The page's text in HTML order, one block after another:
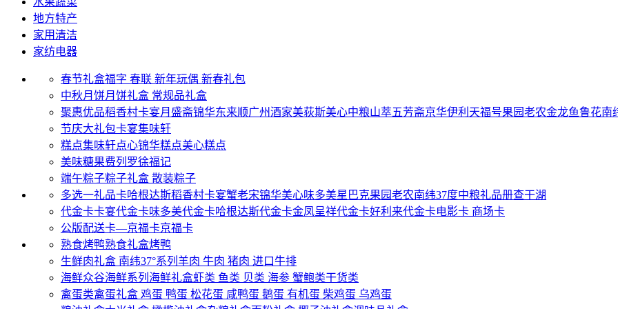
地方特产
家用清洁
家纺电器
春节礼盒福字 春联 新年玩偶 新春礼包
中秋月饼月饼礼盒 常规品礼盒
聚惠优品稻香村卡宴月盛斋锦华东来顺广州酒家美荻斯美心中粮山萃五芳斋京华伊利 天福号果园老农金龙鱼鲁花南
节庆大礼包卡宴集味轩
糕点集味轩点心锦华糕点美心糕点
美味糖果费列罗徐福记
端午粽子粽子礼盒 散装粽子
多选一礼品卡哈根达斯稻香村卡宴蟹老宋锦华美心味多美星巴克果园老农南纬37度中粮礼品册查干湖
代金卡卡宴代金卡味多美代金卡哈根达斯代金卡金凤呈祥代金卡好利来代金卡电影卡 商场卡
公版配送卡—京福卡京福卡
熟食烤鸭熟食礼盒烤鸭
生鲜肉礼盒 南纬37°系列 羊肉 牛肉 猪肉 进口牛排
海鲜众谷海鲜系列 海鲜礼盒虾类 鱼类 贝类 海参 蟹鲍类干货类
禽蛋类禽蛋礼盒 鸡蛋 鸭蛋 松花蛋 咸鸭蛋 鹅蛋 有机蛋 柴鸡蛋 乌鸡蛋